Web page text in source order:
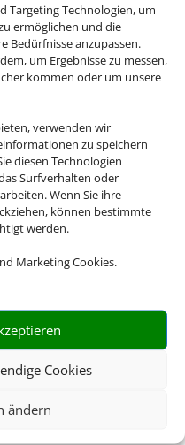
Targeting Technologien, um
ermöglichen und die
Bedürfnisse anzupassen.
um Ergebnisse zu messen,
kommen oder um unsere
verwenden wir
zu speichern
diesen Technologien
Surfverhalten oder
Wenn Sie ihre
können bestimmte
werden.
Marketing Cookies.
Cookies
ändern